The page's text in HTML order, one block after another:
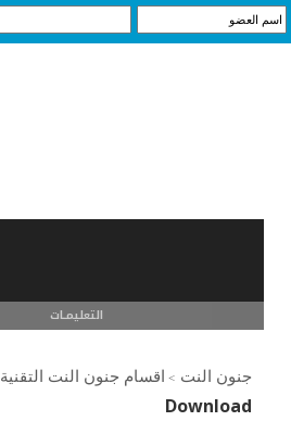
التعليمـــات
جنون النت > اقسام جنون النت التقنية
Download